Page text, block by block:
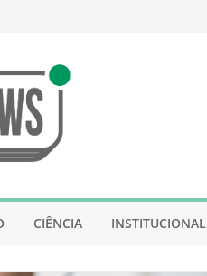
CIÊNCIA INSTITUCIONAL